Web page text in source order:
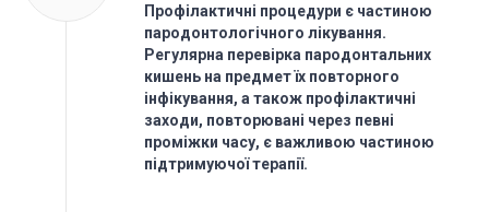
Профілактичні процедури є частиною
пародонтологічного лікування.
Регулярна перевірка пародонтальних
кишень на предмет їх повторного
інфікування, а також профілактичні
заходи, повторювані через певні
проміжки часу, є важливою частиною
підтримуючої терапії.